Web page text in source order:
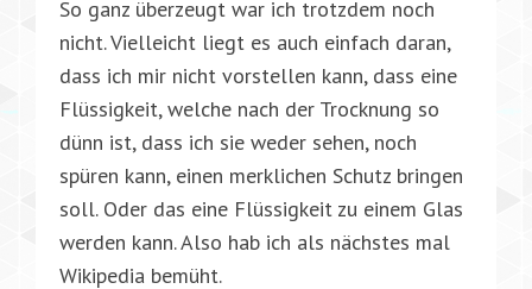
So ganz überzeugt war ich trotzdem noch
nicht. Vielleicht liegt es auch einfach daran,
dass ich mir nicht vorstellen kann, dass eine
Flüssigkeit, welche nach der Trocknung so
dünn ist, dass ich sie weder sehen, noch
spüren kann, einen merklichen Schutz bringen
soll. Oder das eine Flüssigkeit zu einem Glas
werden kann. Also hab ich als nächstes mal
Wikipedia bemüht.